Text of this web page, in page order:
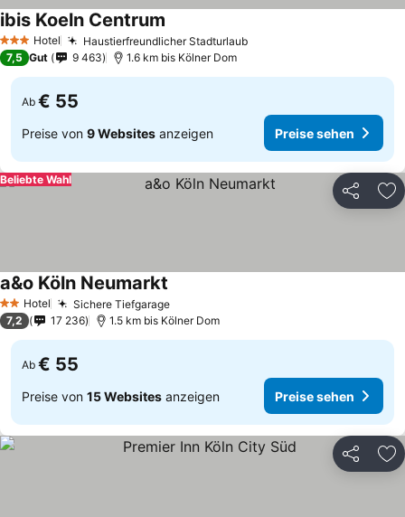
3 SterneHotel Haustierfreundlicher StadturlaubPreise sehen
ibis Koeln Centrum
7,5 Gut 9 463 1.6 km bis Kölner Dom
Ab € 55
Preise von 9 Websites anzeigen Preise sehen
Teilen
Beliebte Wahl
2 Sterne
Hotel Sichere TiefgaragePreise sehen
a&o Köln Neumarkt
7,2 17 236 1.5 km bis Kölner Dom
Ab € 55
Preise von 15 Websites anzeigen Preise sehen
Teilen